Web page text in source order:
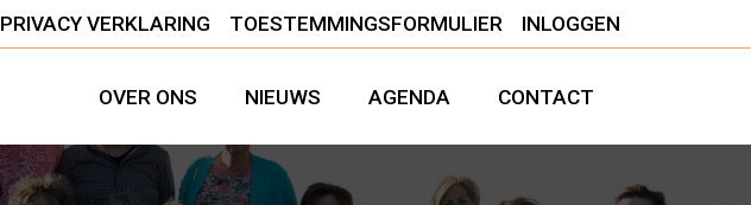
PRIVACY VERKLARING TOESTEMMINGSFORMULIER INLOGGEN
OVER ONS NIEUWS AGENDA CONTACT